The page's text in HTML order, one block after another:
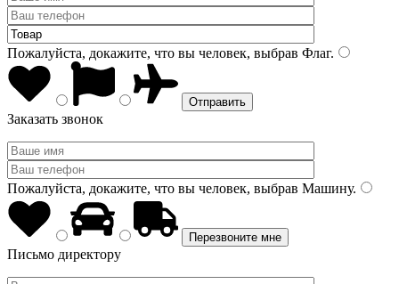
Пожалуйста, докажите, что вы человек, выбрав Флаг.
Заказать звонок
Пожалуйста, докажите, что вы человек, выбрав Машину.
Письмо директору